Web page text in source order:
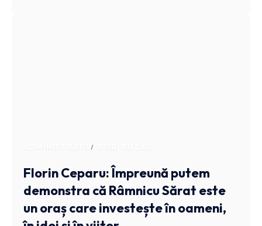
ADMINISTRATIV
Florin Ceparu: Împreună putem
demonstra că Râmnicu Sărat este
un oraș care investește în oameni,